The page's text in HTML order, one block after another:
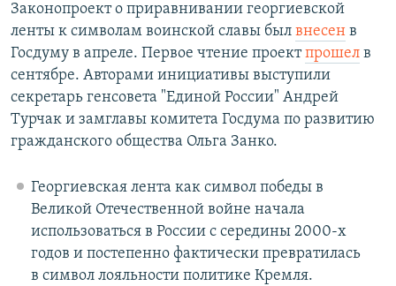
Законопроект о приравнивании георгиевской
ленты к символам воинской славы был внесен в
Госдуму в апреле. Первое чтение проектпрошел в
сентябре. Авторами инициативы выступили
секретарь генсовета "Единой России" Андрей
Турчак и замглавы комитета Госдума по развитию
гражданского общества Ольга Занко.
Георгиевская лента как символ победы в
Великой Отечественной войне начала
использоваться в России с середины 2000-х
годов и постепенно фактически превратилась
в символ лояльности политике Кремля.